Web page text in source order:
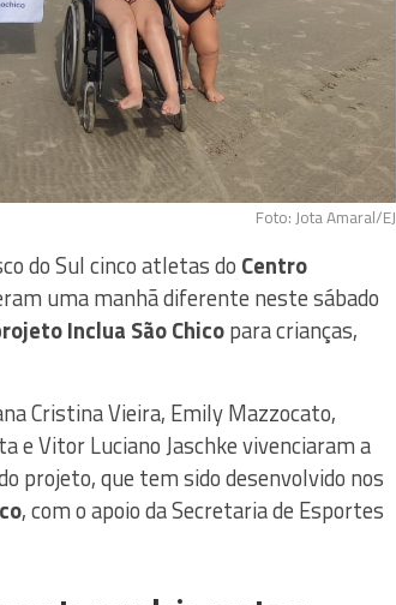
Foto: Jota Amaral/EJ
do Sul cinco atletas do Centro
uma manhã diferente neste sábado
Inclua São Chicopara crianças,
Cristina Vieira, Emily Mazzocato,
e Vitor Luciano Jaschke vivenciaram a
projeto, que tem sido desenvolvido nos
, com o apoio da Secretaria de Esportes